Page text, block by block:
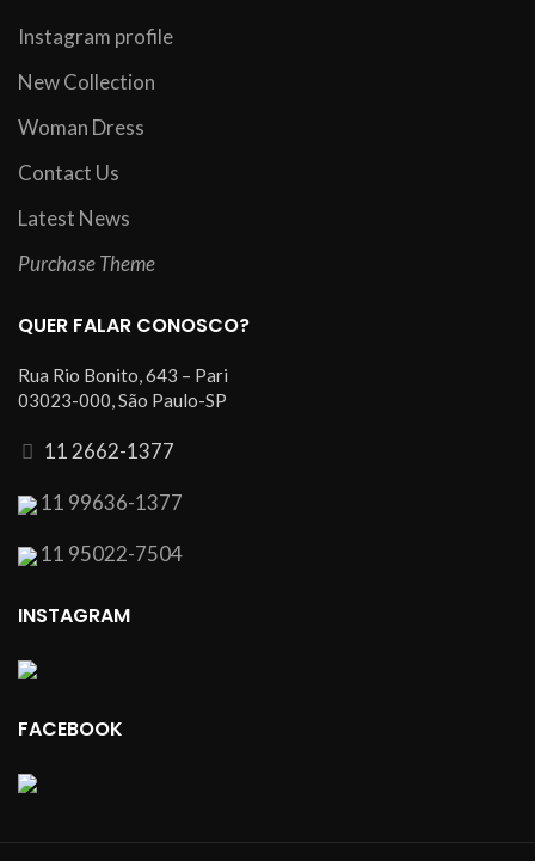
Instagram profile
New Collection
Woman Dress
Contact Us
Latest News
Purchase Theme
QUER FALAR CONOSCO?
Rua Rio Bonito, 643 – Pari
03023-000, São Paulo-SP
11 2662-1377
11 99636-1377
11 95022-7504
INSTAGRAM
FACEBOOK